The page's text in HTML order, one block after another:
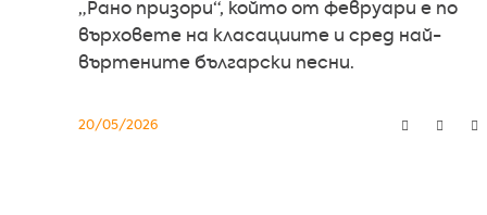
„Рано призори“, който от февруари е по
върховете на класациите и сред най-
въртените български песни.
20/05/2026